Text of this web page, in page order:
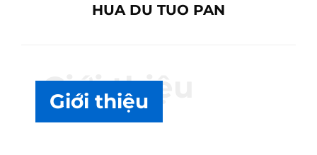
HUA DU TUO PAN
Giới thiệu
Giới thiệu